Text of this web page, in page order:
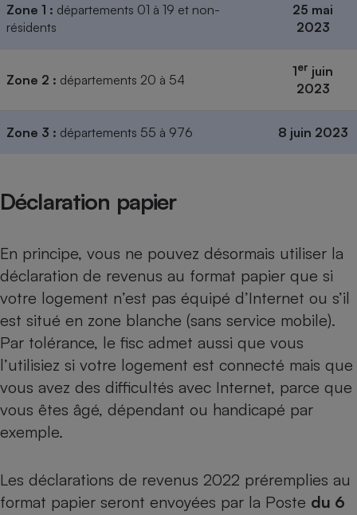
Zone 1 : départements 01 à 19 et non-
résidents
25 mai
2023
Zone 2 : départements 20 à 54
1er juin
2023
Zone 3 : départements 55 à 976 8 juin 2023
Déclaration papier
En principe, vous ne pouvez désormais utiliser la
déclaration de revenus au format papier que si
votre logement n’est pas équipé d’Internet ou s’il
est situé en zone blanche (sans service mobile).
Par tolérance, le fisc admet aussi que vous
l’utilisiez si votre logement est connecté mais que
vous avez des difficultés avec Internet, parce que
vous êtes âgé, dépendant ou handicapé par
exemple.
Les déclarations de revenus 2022 préremplies au
format papier seront envoyées par la Poste du 6